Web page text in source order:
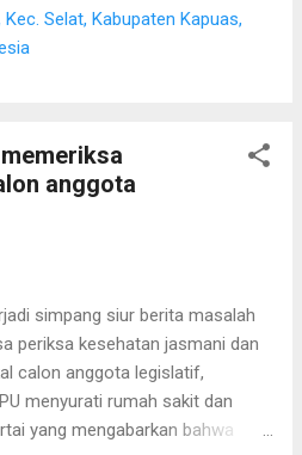
pasien rawat jalan dan
inap Triwulan 1 Tahun 2018.
ada pertanyaan dari pihak
yang sudah dirujuk ke
kembali ke rumah sakit, padahal
kembali dalam pertemuan
Dalam pertemuan ini juga
penggunaan Mobile JKN,
JKN-KIS tidak perlu lagi
JKN-KIS-nya. Cukup
Selat, Kabupaten Kapuas,
anggota
simpang siur berita masalah
periksa kesehatan jasmani dan
calon anggota legislatif,
menyurati rumah sakit dan
yang mengabarkan bahwa